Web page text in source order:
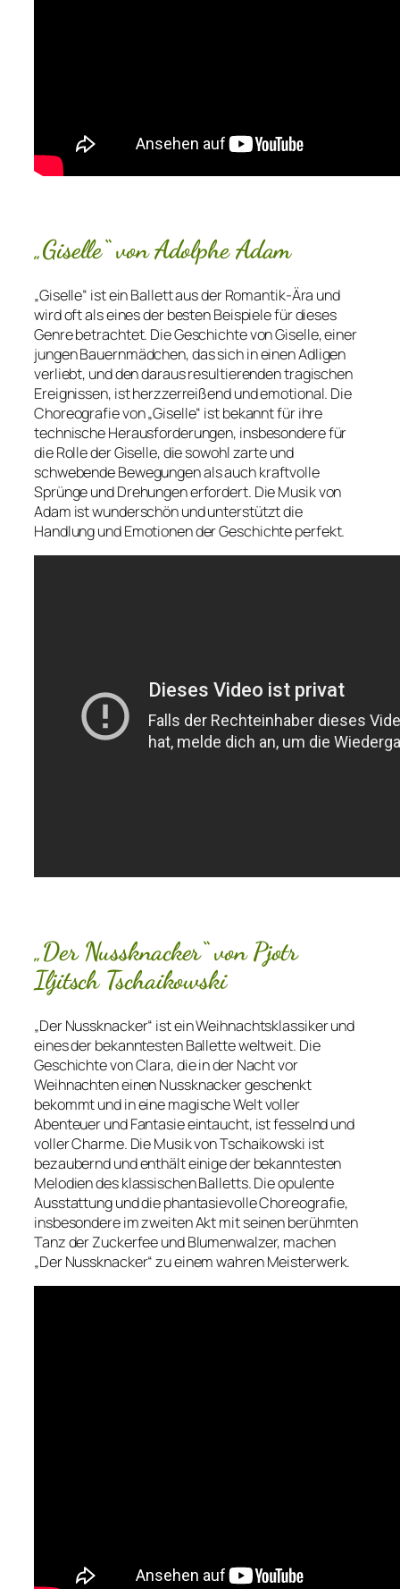
„Giselle“ von Adolphe Adam
„Giselle“ ist ein Ballett aus der Romantik-Ära und
wird oft als eines der besten Beispiele für dieses
Genre betrachtet. Die Geschichte von Giselle, einer
jungen Bauernmädchen, das sich in einen Adligen
verliebt, und den daraus resultierenden tragischen
Ereignissen, ist herzzerreißend und emotional. Die
Choreografie von „Giselle“ ist bekannt für ihre
technische Herausforderungen, insbesondere für
die Rolle der Giselle, die sowohl zarte und
schwebende Bewegungen als auch kraftvolle
Sprünge und Drehungen erfordert. Die Musik von
Adam ist wunderschön und unterstützt die
Handlung und Emotionen der Geschichte perfekt.
„Der Nussknacker“ von Pjotr
Iljitsch Tschaikowski
„Der Nussknacker“ ist ein Weihnachtsklassiker und
eines der bekanntesten Ballette weltweit. Die
Geschichte von Clara, die in der Nacht vor
Weihnachten einen Nussknacker geschenkt
bekommt und in eine magische Welt voller
Abenteuer und Fantasie eintaucht, ist fesselnd und
voller Charme. Die Musik von Tschaikowski ist
bezaubernd und enthält einige der bekanntesten
Melodien des klassischen Balletts. Die opulente
Ausstattung und die phantasievolle Choreografie,
insbesondere im zweiten Akt mit seinen berühmten
Tanz der Zuckerfee und Blumenwalzer, machen
„Der Nussknacker“ zu einem wahren Meisterwerk.